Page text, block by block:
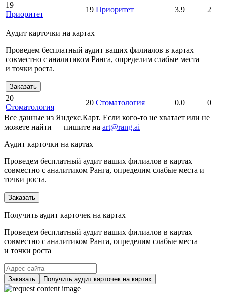
19
Приоритет
19 Приоритет 3.9 2
Аудит карточки на картах
Проведем бесплатный аудит ваших филиалов в картах
совместно с аналитиком Ранга, определим слабые места
и точки роста.
Заказать
20
Стоматология
20 Стоматология 0.0
0
Все данные из Яндекс.Карт. Если кого-то не хватает или не
можете найти — пишите на art@rang.ai
Аудит карточки на картах
Проведем бесплатный аудит ваших филиалов в картах
совместно с аналитиком Ранга, определим слабые места и
точки роста.
Заказать
Получить аудит карточек на картах
Проведем бесплатный аудит ваших филиалов в картах
совместно с аналитиком Ранга, определим слабые места
и точки роста
Заказать Получить аудит карточек на картах